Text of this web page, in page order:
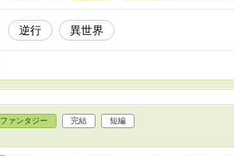
逆行 異世界
ファンタジー 完結 短編